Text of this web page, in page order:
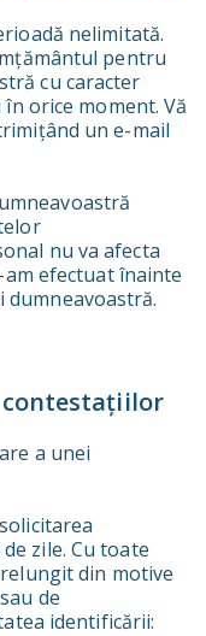
nelimitată.
pentru
cu caracter
orice moment. Vă
un e-mail
nu va afecta
efectuat înainte
contestațiilor
a unei
zile. Cu toate
din motive
de
identificării: